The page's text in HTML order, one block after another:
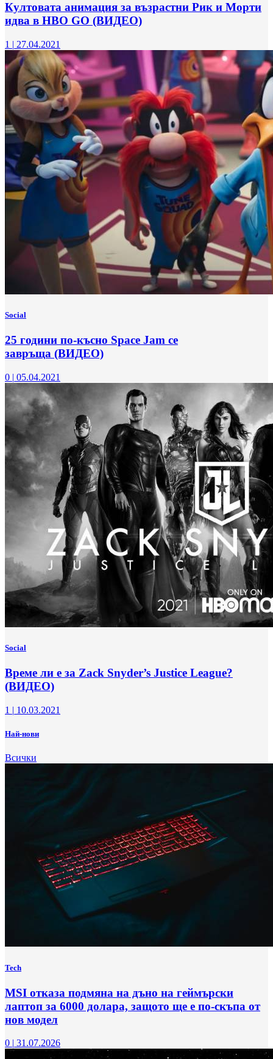
Култовата анимация за възрастни Рик и Морти
идва в HBO GO (ВИДЕО)
1 | 27.04.2021
Social
25 години по-късно Space Jam се
завръща (ВИДЕО)
0 | 05.04.2021
Social
Време ли е за Zack Snyder’s Justice League?
(ВИДЕО)
1 | 10.03.2021
Най-нови
Всички
Tech
MSI отказа подмяна на дъно на геймърски
лаптоп за 6000 долара, защото ще е по-скъпа от
нов модел
0 | 31.07.2026